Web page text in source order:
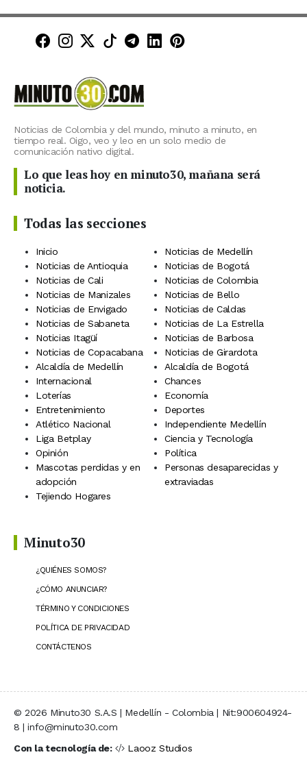
Minuto30 en Facebook
Minuto30 en Instagram
Minuto30 en X (Twitter)
Minuto30 en TikTok
Canal de Minuto30 en
Minuto30 en LinkedIn
Minuto30 en
Noticias de Colombia y del mundo, minuto a minuto, en
tiempo real. Oigo, veo y leo en un solo medio de
comunicación nativo digital.
Lo que leas hoy en minuto30, mañana será
noticia.
Todas las secciones
Inicio
Noticias de Medellín
Noticias de Antioquia
Noticias de Bogotá
Noticias de Cali
Noticias de Colombia
Noticias de Manizales
Noticias de Bello
Noticias de Envigado
Noticias de Caldas
Noticias de Sabaneta
Noticias de La Estrella
Noticias Itagüí
Noticias de Barbosa
Noticias de Copacabana
Noticias de Girardota
Alcaldía de Medellín
Alcaldía de Bogotá
Internacional
Chances
Loterías
Economía
Entretenimiento
Deportes
Atlético Nacional
Independiente Medellín
Liga Betplay
Ciencia y Tecnología
Opinión
Política
Mascotas perdidas y en
adopción
Personas desaparecidas y
extraviadas
Tejiendo Hogares
Minuto30
¿QUIÉNES SOMOS?
¿CÓMO ANUNCIAR?
TÉRMINO Y CONDICIONES
POLÍTICA DE PRIVACIDAD
CONTÁCTENOS
© 2026 Minuto30 S.A.S | Medellín - Colombia | Nit:900604924-
8 | info@minuto30.com
Con la tecnología de:
Laooz Studios